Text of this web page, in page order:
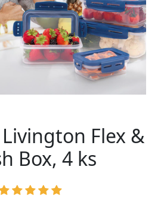
Flex &
Box, 4 ks